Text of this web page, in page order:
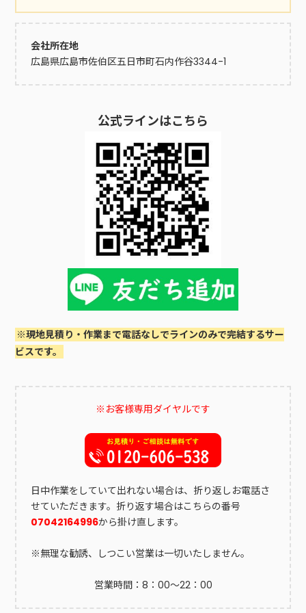
会社所在地
広島県広島市佐伯区五日市町石内作谷3344-1
公式ラインはこちら
※現地見積り・作業まで電話なしでラインのみで完結するサー
ビスです。
※お客様専用ダイヤルです
日中作業をしていて出れない場合は、折り返しお電話さ
せていただきます。折り返す場合はこちらの番号
07042164996から掛け直します。
※無理な勧誘、しつこい営業は一切いたしません。
営業時間：8：00～22：00